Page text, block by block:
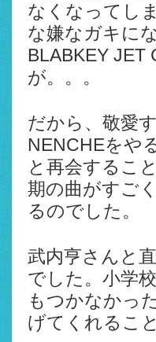
なくなってし
な嫌なガキに
BLABKEY
が。。。
だから、敬愛
NENCHEをや
と再会するこ
期の曲がすご
るのでした。
武内亨さんと
でした。小学
もつかなかっ
げてくれるこ